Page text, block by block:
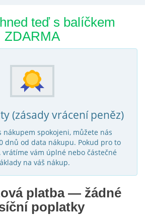
teď s balíčkem
ZDARMA
(zásady vrácení peněz)
nákupem spokojeni, můžete nás
dnů od data nákupu. Pokud pro to
vám úplné nebo částečné
na váš nákup.
platba — žádné
poplatky